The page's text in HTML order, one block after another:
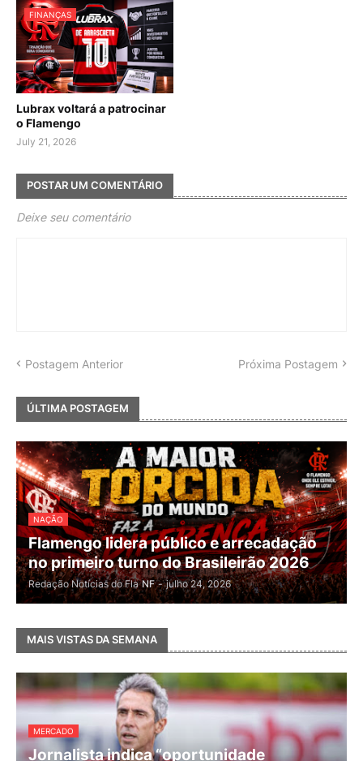
FINANÇAS
Lubrax voltará a patrocinar
o Flamengo
July 21, 2026
POSTAR UM COMENTÁRIO
Deixe seu comentário
Postagem Anterior Próxima Postagem
ÚLTIMA POSTAGEM
NAÇÃO
Flamengo lidera público e arrecadação
no primeiro turno do Brasileirão 2026
Redação Notícias do Fla NF - julho 24, 2026
MAIS VISTAS DA SEMANA
MERCADO
Jornalista indica “oportunidade